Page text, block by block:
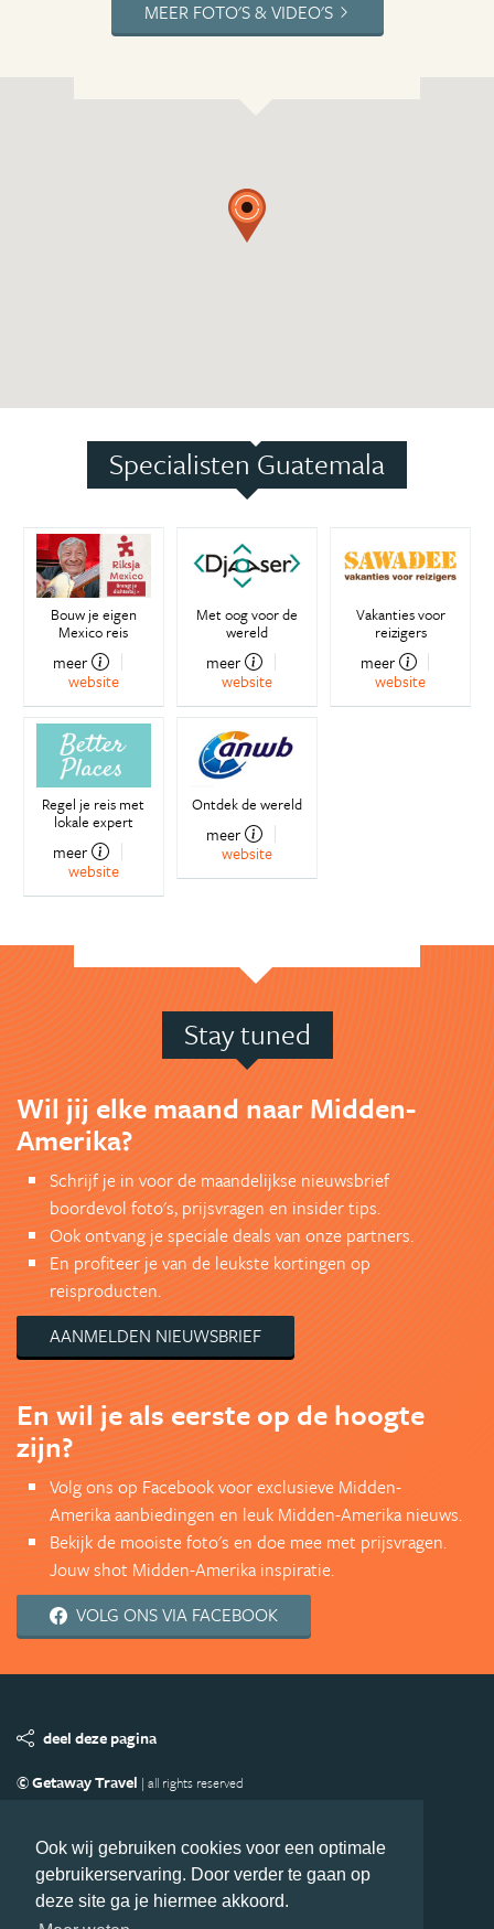
Ook wij gebruiken cookies voor een optimale
gebruikerservaring. Door verder te gaan op
deze site ga je hiermee akkoord.
MEER FOTO'S & VIDEO'S
Specialisten Guatemala
Bouw je eigen
Mexico reis
meer
website
Met oog voor de
wereld
meer
website
Vakanties voor
reizigers
meer
website
Regel je reis met
lokale expert
meer
website
Ontdek de wereld
meer
website
Stay tuned
Wil jij elke maand naar Midden-
Amerika?
Schrijf je in voor de maandelijkse nieuwsbrief
boordevol foto's, prijsvragen en insider tips.
Ook ontvang je speciale deals van onze partners.
En profiteer je van de leukste kortingen op
reisproducten.
AANMELDEN NIEUWSBRIEF
En wil je als eerste op de hoogte
zijn?
Volg ons op Facebook voor exclusieve Midden-
Amerika aanbiedingen en leuk Midden-Amerika nieuws.
Bekijk de mooiste foto's en doe mee met prijsvragen.
Jouw shot Midden-Amerika inspiratie.
VOLG ONS VIA FACEBOOK
deel deze pagina
© Getaway Travel | all rights reserved
Copyright
Privacy statement Disclaimer
Cookies
Volg MiddenAmerika.nl
Nieuwsbrief
Facebook